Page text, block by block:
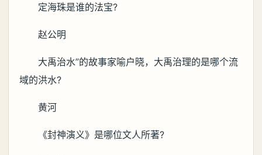
定海珠是谁的法宝?
赵公明
大禹治水”的故事家喻户晓，大禹治理的是哪个流
域的洪水?
黄河
《封神演义》是哪位文人所著?